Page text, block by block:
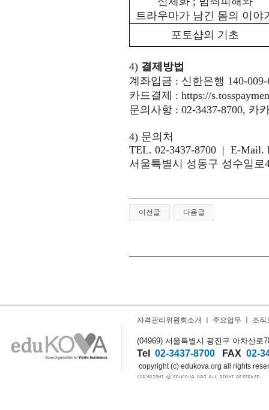
트라우마가 남긴 몸의 이야
포토샵의 기초
4) 결제방법
계좌입금 : 신한은행 140-
카드결제 : https://
문의사항 : 02-3437-8700, 카
4) 문의처
TEL. 02-3437-8700 | E-Mail.
서울특별시 성동구 성수일로
이전글 다음글
자격관리위원회소개 주요업무 조직
(04969) 서울특별시 광진구 아차산로
Tel 02-3437-8700 FAX 02-
copyright (c) edukova.org all rights